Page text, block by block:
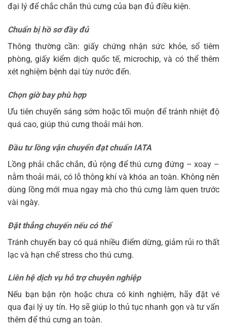
đại lý để chắc chắn thú cưng của bạn đủ điều kiện.
Chuẩn bị hồ sơ đầy đủ
Thông thường cần: giấy chứng nhận sức khỏe, sổ tiêm
phòng, giấy kiểm dịch quốc tế, microchip, và có thể thêm
xét nghiệm bệnh dại tùy nước đến.
Chọn giờ bay phù hợp
Ưu tiên chuyến sáng sớm hoặc tối muộn để tránh nhiệt độ
quá cao, giúp thú cưng thoải mái hơn.
Đầu tư lồng vận chuyển đạt chuẩn IATA
Lồng phải chắc chắn, đủ rộng để thú cưng đứng – xoay –
nằm thoải mái, có lỗ thông khí và khóa an toàn. Không nên
dùng lồng mới mua ngay mà cho thú cưng làm quen trước
vài ngày.
Đặt thẳng chuyến nếu có thể
Tránh chuyến bay có quá nhiều điểm dừng, giảm rủi ro thất
lạc và hạn chế stress cho thú cưng.
Liên hệ dịch vụ hỗ trợ chuyên nghiệp
Nếu bạn bận rộn hoặc chưa có kinh nghiệm, hãy đặt vé
qua đại lý uy tín. Họ sẽ giúp lo thủ tục nhanh gọn và tư vấn
thêm để thú cưng an toàn.